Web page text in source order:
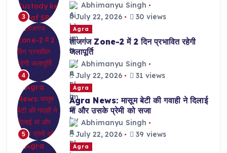
3
Abhimanyu Singh
July 22, 2026
30 views
4
Agra
ताजगंज Zone-2 में 2 दिन प्रभावित रहेगी
जलापूर्ति
Abhimanyu Singh
July 22, 2026
31 views
5
Agra
Agra News: मासूम बेटी की गवाही ने दिलाई
मां और उसके प्रेमी को सजा
Abhimanyu Singh
July 22, 2026
39 views
Agra